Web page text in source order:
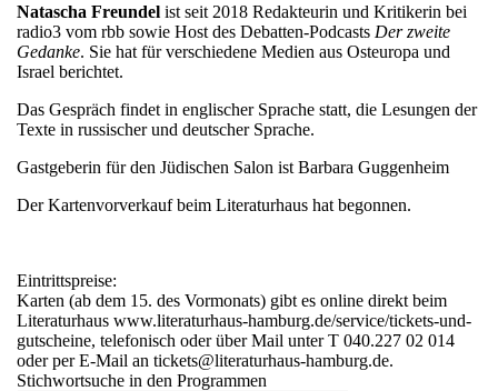
Natascha Freundel ist seit 2018 Redakteurin und Kritikerin bei
radio3 vom rbb sowie Host des Debatten-Podcasts Der zweite
Gedanke. Sie hat für verschiedene Medien aus Osteuropa und
Israel berichtet.
Das Gespräch findet in englischer Sprache statt, die Lesungen der
Texte in russischer und deutscher Sprache.
Gastgeberin für den Jüdischen Salon ist Barbara Guggenheim
Der Kartenvorverkauf beim Literaturhaus hat begonnen.
Eintrittspreise:
Karten (ab dem 15. des Vormonats) gibt es online direkt beim
Literaturhaus www.literaturhaus-hamburg.de/service/tickets-und-
gutscheine, telefonisch oder über Mail unter T 040.227 02 014
oder per E-Mail an tickets@literaturhaus-hamburg.de.
Stichwortsuche in den Programmen